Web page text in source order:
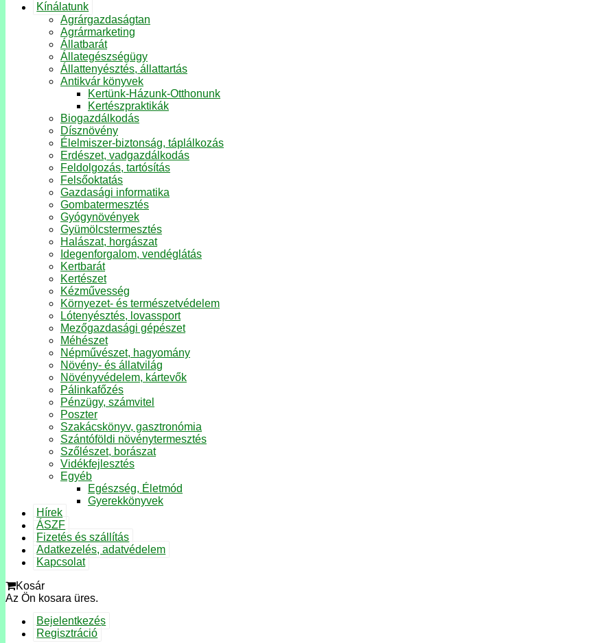
Kínálatunk
Agrárgazdaságtan
Agrármarketing
Állatbarát
Állategészségügy
Állattenyésztés, állattartás
Antikvár könyvek
Kertünk-Házunk-Otthonunk
Kertészpraktikák
Biogazdálkodás
Dísznövény
Élelmiszer-biztonság, táplálkozás
Erdészet, vadgazdálkodás
Feldolgozás, tartósítás
Felsőoktatás
Gazdasági informatika
Gombatermesztés
Gyógynövények
Gyümölcstermesztés
Halászat, horgászat
Idegenforgalom, vendéglátás
Kertbarát
Kertészet
Kézművesség
Környezet- és természetvédelem
Lótenyésztés, lovassport
Mezőgazdasági gépészet
Méhészet
Népművészet, hagyomány
Növény- és állatvilág
Növényvédelem, kártevők
Pálinkafőzés
Pénzügy, számvitel
Poszter
Szakácskönyv, gasztronómia
Szántóföldi növénytermesztés
Szőlészet, borászat
Vidékfejlesztés
Egyéb
Egészség, Életmód
Gyerekkönyvek
Hírek
ÁSZF
Fizetés és szállítás
Adatkezelés, adatvédelem
Kapcsolat
Kosár
Az Ön kosara üres.
Bejelentkezés
Regisztráció